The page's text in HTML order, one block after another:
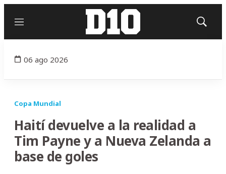
Menú
Mostrar
06 ago 2026
Copa Mundial
Haití devuelve a la realidad a
Tim Payne y a Nueva Zelanda a
base de goles